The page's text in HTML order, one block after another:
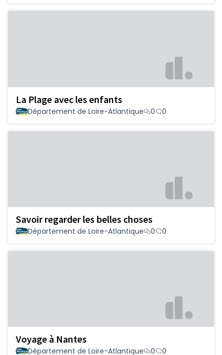
La Plage avec les enfants
Département de Loire-Atlantique 0 0
Savoir regarder les belles choses
Département de Loire-Atlantique 0 0
Voyage à Nantes
Département de Loire-Atlantique 0 0